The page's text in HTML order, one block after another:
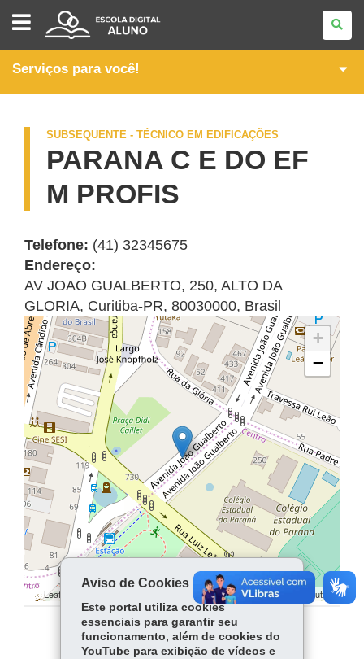
PÓS-
MÉDIO
-
CURSOS
TÉCNICOS
SUBSEQUENTES
Serviços para você!
SUBSEQUENTE - TÉCNICO EM EDIFICAÇÕES
PARANA C E DO EF
M PROFIS
Telefone: (41) 32345675
Endereço:
AV JOAO GUALBERTO, 250, ALTO DA
GLORIA, Curitiba-PR, 80030000, Brasil
+
−
Leaflet | © contributors | © OpenStreetMap contributors
COMPARTILHE:
Aviso de Cookies
Este portal utiliza cookies
essenciais para garantir seu
funcionamento, além de cookies do
YouTube para exibição de vídeos e